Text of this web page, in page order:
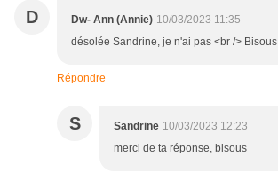
D Dw- Ann (Annie) 10/03/2023 11:35
désolée Sandrine, je n'ai pas <br /> Bisous
Répondre
S Sandrine 10/03/2023 12:23
merci de ta réponse, bisous